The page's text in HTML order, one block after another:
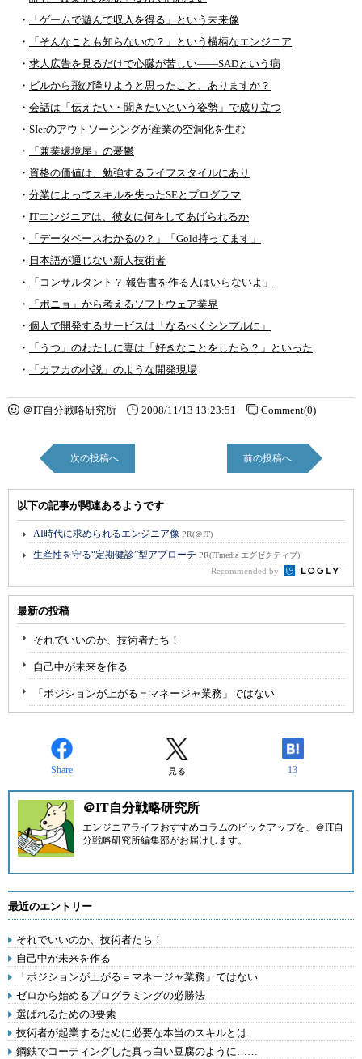
・
「ゲームで遊んで収入を得る」という未来像
・
「そんなことも知らないの？」という横柄なエンジニア
・ 求人広告を見るだけで心臓が苦しい――SADという病
・ ビルから飛び降りようと思ったこと、ありますか？
・ 会話は「伝えたい・聞きたいという姿勢」で成り立つ
・ SIerのアウトソーシングが産業の空洞化を生む
・
「兼業環境屋」の憂鬱
・ 資格の価値は、勉強するライフスタイルにあり
・ 分業によってスキルを失ったSEとプログラマ
・ ITエンジニアは、彼女に何をしてあげられるか
・
「データベースわかるの？」「Gold持ってます」
・ 日本語が通じない新人技術者
・
「コンサルタント？ 報告書を作る人はいらないよ」
・
「ポニョ」から考えるソフトウェア業界
・ 個人で開発するサービスは「なるべくシンプルに」
・
「うつ」のわたしに妻は「好きなことをしたら？」といった
・
「カフカの小説」のような開発現場
＠IT自分戦略研究所 2008/11/13 13:23:51 Comment(0)
次の投稿へ 前の投稿へ
以下の記事が関連あるようです
AI時代に求められるエンジニア像 PR(＠IT)
生産性を守る“定期健診”型アプローチ PR(ITmedia エグゼクティブ)
Recommended by
最新の投稿
それでいいのか、技術者たち！
自己中が未来を作る
「ポジションが上がる＝マネージャ業務」ではない
Share 見る 13
＠IT自分戦略研究所
エンジニアライフおすすめコラムのピックアップを、 ＠IT自
分戦略研究所編集部がお届けします。
最近のエントリー
それでいいのか、技術者たち！
自己中が未来を作る
「ポジションが上がる＝マネージャ業務」ではない
ゼロから始めるプログラミングの必勝法
選ばれるための3要素
技術者が起業するために必要な本当のスキルとは
鋼鉄でコーティングした真っ白い豆腐のように……